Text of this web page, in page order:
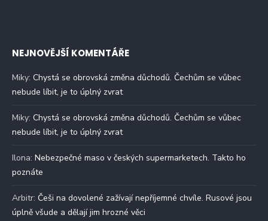
NEJNOVĚJŠÍ KOMENTÁŘE
Miky: Chystá se obrovská změna důchodů. Čechům se vůbec
nebude líbit, je to úplný zvrat
Miky: Chystá se obrovská změna důchodů. Čechům se vůbec
nebude líbit, je to úplný zvrat
Ilona: Nebezpečné maso v českých supermarketech. Takto ho
poznáte
Arbitr: Češi na dovolené zažívají nepříjemné chvíle. Rusové jsou
úplně všude a dělají jim hrozné věci